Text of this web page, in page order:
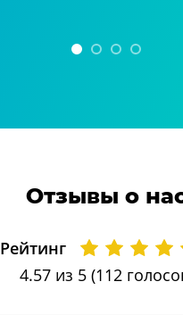
Отзывы о
Рейтинг
4.57из 5 (112